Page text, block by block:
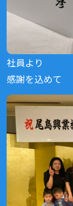
社員より
感謝を込めて